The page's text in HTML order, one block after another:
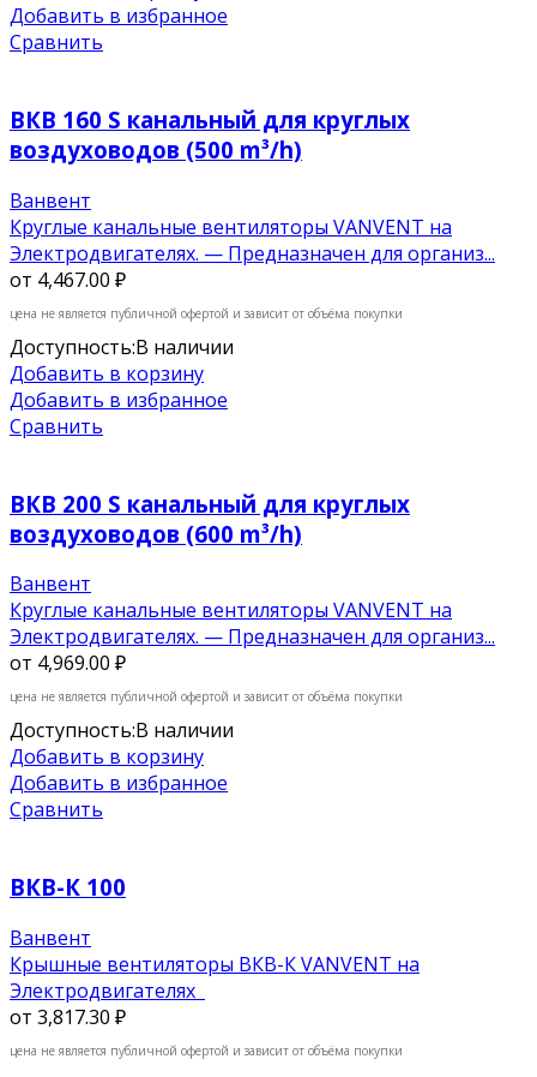
Добавить в избранное
Сравнить
ВКВ 160 S канальный для круглых
воздуховодов (500 m³/h)
Ванвент
Круглые канальные вентиляторы VANVENT на
Электродвигателях. — Предназначен для организ...
от 4,467.00 ₽
цена не является публичной офертой и зависит от объёма покупки
Доступность:В наличии
Добавить в корзину
Добавить в избранное
Сравнить
ВКВ 200 S канальный для круглых
воздуховодов (600 m³/h)
Ванвент
Круглые канальные вентиляторы VANVENT на
Электродвигателях. — Предназначен для организ...
от 4,969.00 ₽
цена не является публичной офертой и зависит от объёма покупки
Доступность:В наличии
Добавить в корзину
Добавить в избранное
Сравнить
ВКВ-К 100
Ванвент
Крышные вентиляторы ВКВ-К VANVENT на
Электродвигателях
от 3,817.30 ₽
цена не является публичной офертой и зависит от объёма покупки